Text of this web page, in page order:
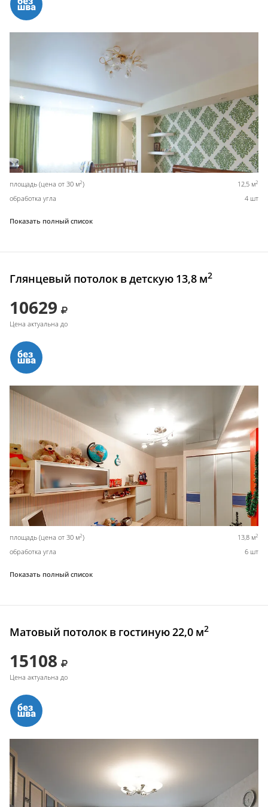
площадь (цена от 30 м2) 12,5 м2
обработка угла 4 шт
Показать полный список
Глянцевый потолок в детскую 13,8 м2
10629
Цена актуальна до
площадь (цена от 30 м2) 13,8 м2
обработка угла 6 шт
Показать полный список
Матовый потолок в гостиную 22,0 м2
15108
Цена актуальна до